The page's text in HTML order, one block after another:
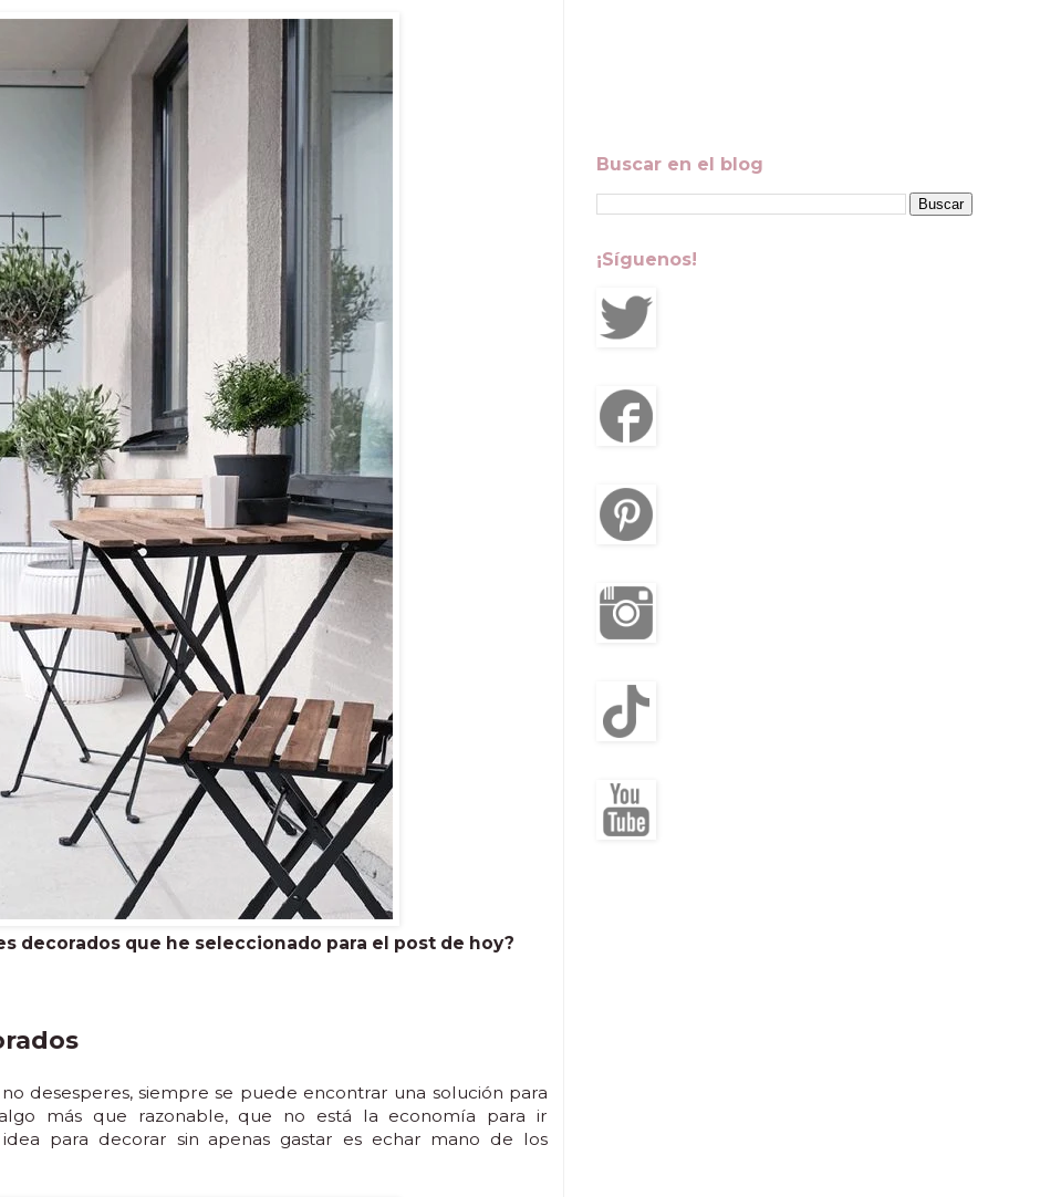
decorados que he seleccionado para el post de hoy?
desesperes, siempre se puede encontrar una solución para
más que razonable, que no está la economía para ir
para decorar sin apenas gastar es echar mano de los
Buscar en el blog
¡Síguenos!